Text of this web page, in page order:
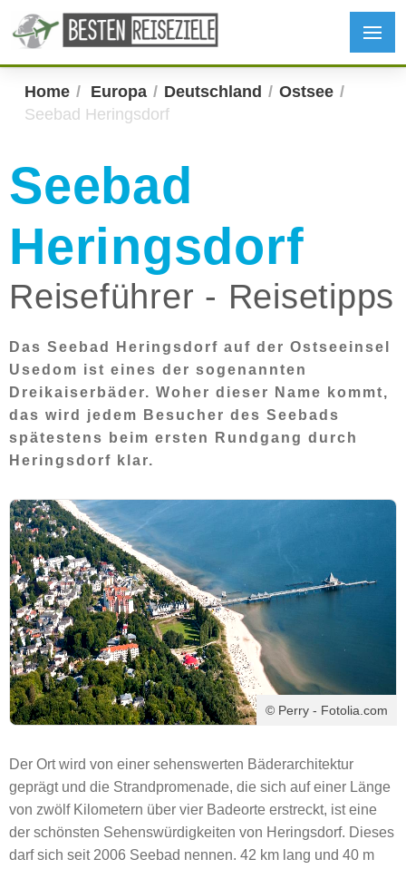
Home Europa Deutschland
Ostsee
Seebad Heringsdorf
Seebad
Heringsdorf
Reiseführer - Reisetipps
Das Seebad Heringsdorf auf der Ostseeinsel
Usedom ist eines der sogenannten
Dreikaiserbäder. Woher dieser Name kommt,
das wird jedem Besucher des Seebads
spätestens beim ersten Rundgang durch
Heringsdorf klar.
© Perry - Fotolia.com
Der Ort wird von einer sehenswerten Bäderarchitektur
geprägt und die Strandpromenade, die sich auf einer Länge
von zwölf Kilometern über vier Badeorte erstreckt, ist eine
der schönsten Sehenswürdigkeiten von Heringsdorf. Dieses
darf sich seit 2006 Seebad nennen. 42 km lang und 40 m